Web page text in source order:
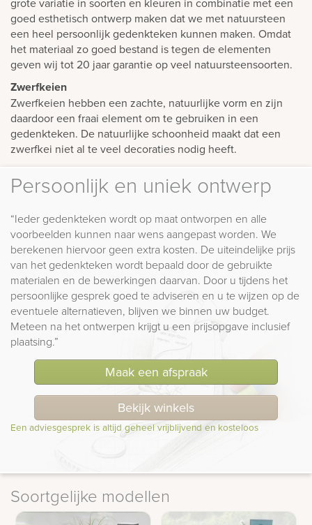
goed esthetisch ontwerp maken dat we met natuursteen
een heel persoonlijk gedenkteken kunnen maken. Omdat
het materiaal zo goed bestand is tegen de elementen
geven wij tot 20 jaar garantie op veel natuursteensoorten.
Zwerfkeien
Zwerfkeien hebben een zachte, natuurlijke vorm en zijn
daardoor een fraai element om te gebruiken in een
gedenkteken. De natuurlijke schoonheid maakt dat een
zwerfkei niet al te veel decoraties nodig heeft.
Persoonlijk en uniek ontwerp
“Ieder gedenkteken wordt op maat ontworpen en alle
voorbeelden kunnen naar wens aangepast worden. We
berekenen hiervoor geen extra kosten. De uiteindelijke prijs
van het gedenkteken wordt bepaald door de gebruikte
materialen en de bewerkingen daarvan. Door u tijdens het
persoonlijke gesprek goed te adviseren en u te wijzen op de
eventuele alternatieven, blijven we binnen uw budget.
Meteen na het ontwerpen krijgt u een prijsopgave inclusief
plaatsing.”
Maak een afspraak
Bekijk winkels
Een adviesgesprek is altijd geheel vrijblijvend en kosteloos
Soortgelijke modellen